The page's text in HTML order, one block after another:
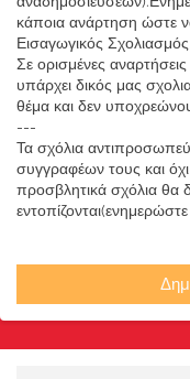
κάποια ανάρτηση ώστε
Εισαγωγικός
Σε ορισμένες
υπάρχει δικός μας
θέμα και δεν
---
Τα σχόλια
συγγραφέων τους και
προσβλητικά σχόλια θα